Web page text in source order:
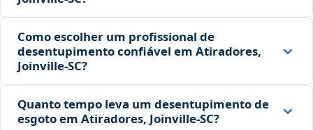
Como escolher um profissional de
desentupimento confiável em Atiradores,
Joinville‑SC?
Quanto tempo leva um desentupimento de
esgoto em Atiradores, Joinville‑SC?